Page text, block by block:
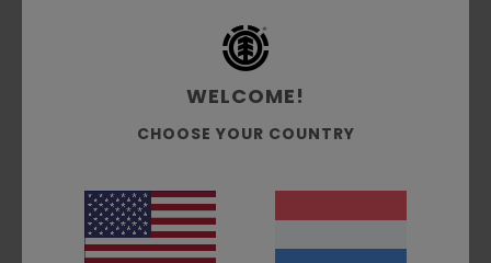
Collectie: Mainline-collectie
Branding:Logopatch op de voorkant
Andere kenmerken:
WELCOME!
CHOOSE YOUR COUNTRY